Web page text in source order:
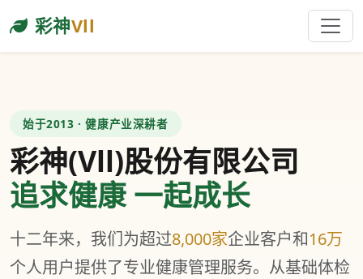
彩神Vll
始于2013 · 健康产业深耕者
彩神(Vll)股份有限公司
追求健康 一起成长
十二年来，我们为超过8,000家企业客户和16万
个人用户提供了专业健康管理服务。从基础体检